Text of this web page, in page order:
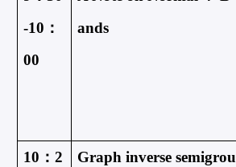
-10：
00
ands
10：2
Graph inverse semigrou